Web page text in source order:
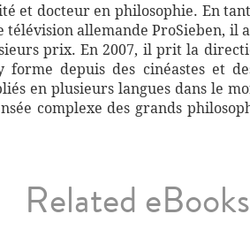
et docteur en philosophie. En
allemande ProSieben, il
prix. En 2007, il prit la
forme depuis des cinéastes et
en plusieurs langues dans le
complexe des grands
Related eBooks